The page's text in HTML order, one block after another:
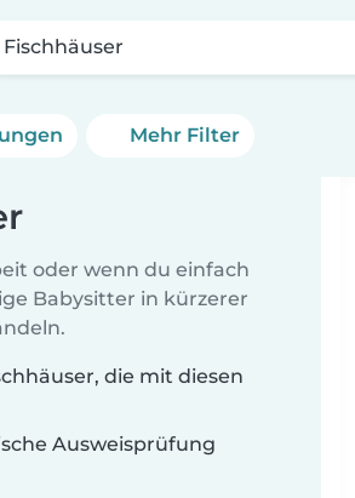
Fischhäuser
Mehr Filter
oder wenn du einfach
Babysitter in kürzerer
die mit diesen
Ausweisprüfung